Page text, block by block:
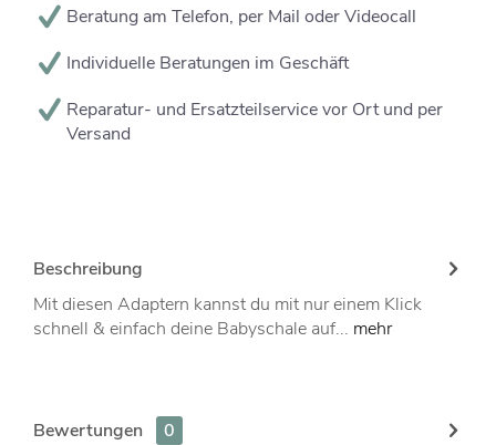
Beratung am Telefon, per Mail oder Videocall
Individuelle Beratungen im Geschäft
Reparatur- und Ersatzteilservice vor Ort und per
Versand
Beschreibung
Mit diesen Adaptern kannst du mit nur einem Klick
schnell & einfach deine Babyschale auf... mehr
Bewertungen
0